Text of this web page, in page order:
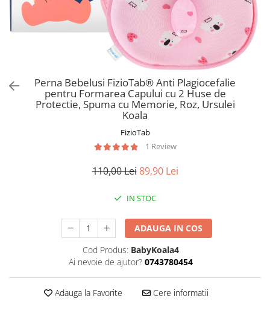
Husa protectie scaun auto
Suporti uscare biberoane
Vesela copii
Perna Bebelusi FizioTab® Anti Plagiocefalie
pentru Formarea Capului cu 2 Huse de
Protectie, Spuma cu Memorie, Roz, Ursulei
Koala
FizioTab
1 Review
110,00 Lei 89,90 Lei
IN STOC
ADAUGA IN COS
Cod Produs: BabyKoala4
Ai nevoie de ajutor? 0743780454
Adauga la Favorite Cere informatii